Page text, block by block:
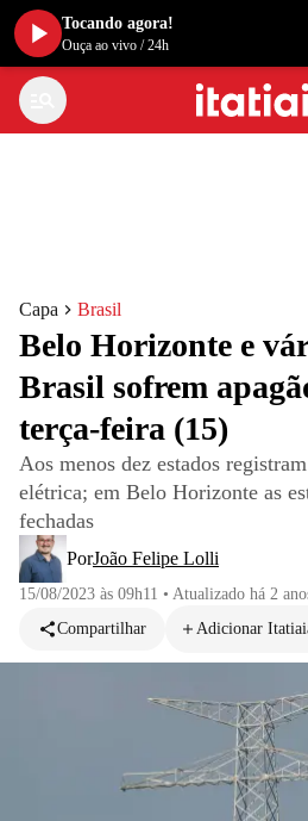
Capa Brasil
Belo Horizonte e
Brasil sofrem
terça-feira (15)
Aos menos dez estados
elétrica; em Belo Horizonte as
fechadas
PorJoão Felipe Lolli
15/08/2023 às 09h11 • Atualizado há 2
Compartilhar
Adicionar
Tocando agora!
Ouça ao vivo /24h